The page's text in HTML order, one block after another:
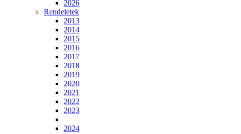
2026
Rendeletek
2013
2014
2015
2016
2017
2018
2019
2020
2021
2022
2023
2024